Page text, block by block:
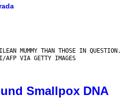
MUMMY THAN THOSE IN QUESTION.
AFP VIA GETTY IMAGES
Smallpox DNA